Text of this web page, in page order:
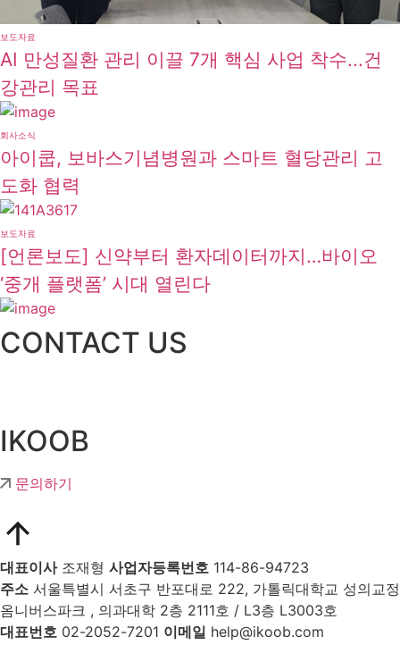
보도자료
AI 만성질환 관리 이끌 7개 핵심 사업 착수...건
강관리 목표
회사소식
아이쿱, 보바스기념병원과 스마트 혈당관리 고
도화 협력
보도자료
[언론보도] 신약부터 환자데이터까지…바이오
‘중개 플랫폼’ 시대 열린다
CONTACT US
IKOOB
문의하기
대표이사조재형 사업자등록번호 114-86-94723
주소 서울특별시 서초구 반포대로 222, 가톨릭대학교 성의교정
옴니버스파크 , 의과대학 2층 2111호 / L3층 L3003호
대표번호 02-2052-7201 이메일 help@ikoob.com